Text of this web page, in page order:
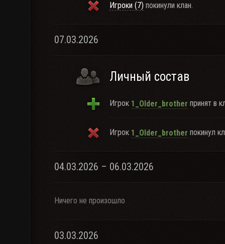
Игроки (7) покинули клан.
07.03.2026
Личный состав
Игрок 1_Older_brother принят в
Игрок 1_Older_brother покинул
04.03.2026 – 06.03.2026
Ничего не произошло
03.03.2026